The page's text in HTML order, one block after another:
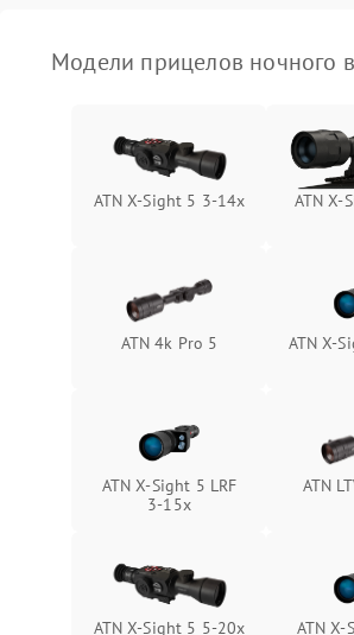
перенапряжения
защиты от замыкания
1000 ₽
Неисправность системы
1000 ₽
Поломка системы защиты
от перенапряжения
Поломка системы защиты
Модели прицелов ночного
ATN X-Sight 5 3-14x
ATN X-
ATN 4k Pro 5 ATN X-
ATN X-Sight 5 LRF
3-15x
ATN
ATN X-Sight 5 5-20x
ATN X-